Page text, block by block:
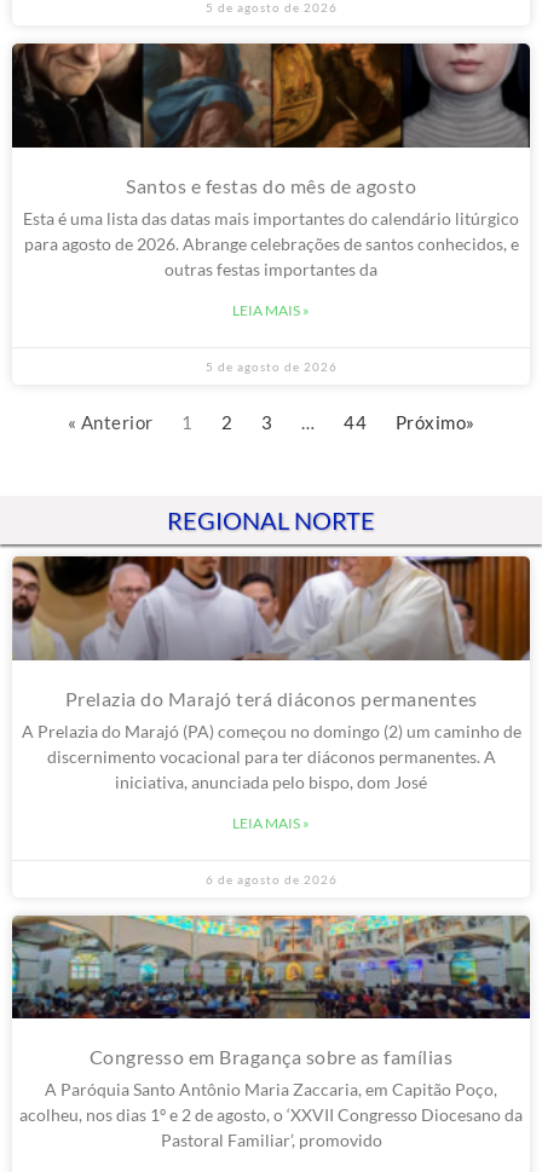
5 de agosto de 2026
Santos e festas do mês de agosto
Esta é uma lista das datas mais importantes do calendário litúrgico
para agosto de 2026. Abrange celebrações de santos conhecidos, e
outras festas importantes da
LEIA MAIS »
5 de agosto de 2026
« Anterior 1 2 3 … 44 Próximo»
REGIONAL NORTE
Prelazia do Marajó terá diáconos permanentes
A Prelazia do Marajó (PA) começou no domingo (2) um caminho de
discernimento vocacional para ter diáconos permanentes. A
iniciativa, anunciada pelo bispo, dom José
LEIA MAIS »
6 de agosto de 2026
Congresso em Bragança sobre as famílias
A Paróquia Santo Antônio Maria Zaccaria, em Capitão Poço,
acolheu, nos dias 1º e 2 de agosto, o ‘XXVII Congresso Diocesano da
Pastoral Familiar’, promovido